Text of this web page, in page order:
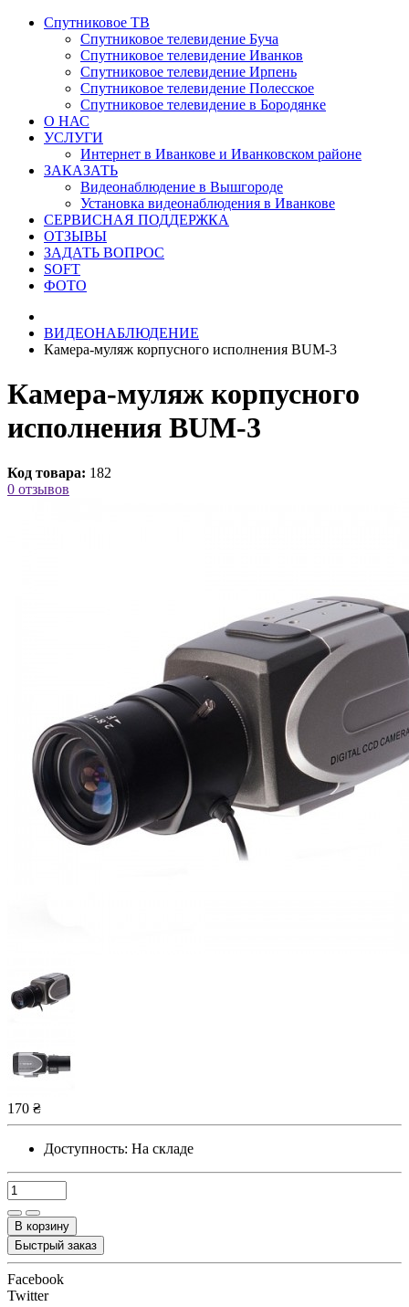
Спутниковое ТВ
Спутниковое телевидение Буча
Спутниковое телевидение Иванков
Спутниковое телевидение Ирпень
Спутниковое телевидение Полесское
Спутниковое телевидение в Бородянке
О НАС
УСЛУГИ
Интернет в Иванкове и Иванковском районе
ЗАКАЗАТЬ
Видеонаблюдение в Вышгороде
Установка видеонаблюдения в Иванкове
СЕРВИСНАЯ ПОДДЕРЖКА
ОТЗЫВЫ
ЗАДАТЬ ВОПРОС
SOFT
ФОТО
ВИДЕОНАБЛЮДЕНИЕ
Камера-муляж корпусного исполнения BUM-3
Камера-муляж корпусного
исполнения BUM-3
Код товара: 182
0 отзывов
170 ₴
Доступность: На складе
В корзину
Быстрый заказ
Facebook
Twitter